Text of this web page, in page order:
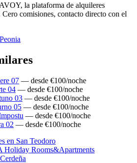
la plataforma de alquileres
Cero comisiones, contacto directo con el
07 — desde €100/noche
04 — desde €100/noche
03 — desde €100/noche
05 — desde €100/noche
— desde €100/noche
02 — desde €100/noche
en San Teodoro
Rooms&Apartments